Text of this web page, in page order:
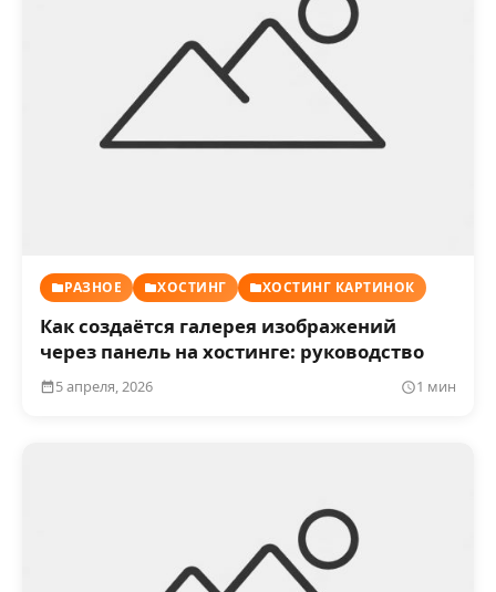
РАЗНОЕ ХОСТИНГ ХОСТИНГ КАРТИНОК
Как создаётся галерея изображений
через панель на хостинге: руководство
5 апреля, 2026 1 мин